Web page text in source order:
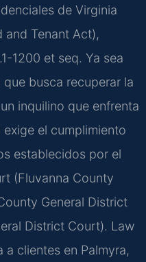
de Virginia
and Tenant Act),
1200 et seq. Ya sea
busca recuperar la
inquilino que enfrenta
el cumplimiento
establecidos por el
(Fluvanna County
General District
District Court). Law
a clientes en Palmyra,